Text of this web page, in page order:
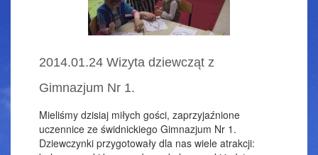
2014.01.24 Wizyta dziewcząt z
Gimnazjum Nr 1.
Mieliśmy dzisiaj miłych gości, zaprzyjaźnione
uczennice ze świdnickiego Gimnazjum Nr 1.
Dziewczynki przygotowały dla nas wiele atrakcji: